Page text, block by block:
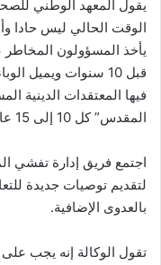
الوقت الحالي ليس حادا
يأخذ المسؤولون
قبل 10 سنوات ويميل
فيها المعتقدات الدينية
المقدس” كل 10 إلى 15 عاما.
اجتمع فريق إدارة تفشي
لتقديم توصيات جديدة
بالعدوى الإضافية.
تقول الوكالة إنه يجب